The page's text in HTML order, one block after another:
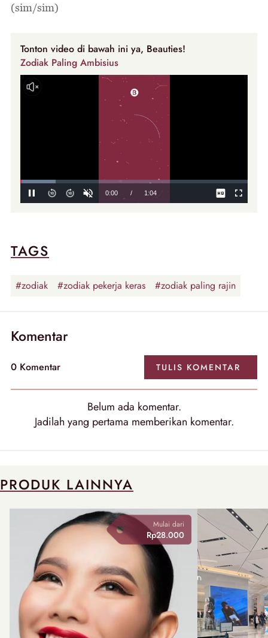
(sim/sim)
Tonton video di bawah ini ya, Beauties!
Zodiak Paling Ambisius
TAGS
#zodiak #zodiak pekerja keras #zodiak paling rajin
Komentar
0 Komentar TULIS KOMENTAR
Belum ada komentar.
Jadilah yang pertama memberikan komentar.
PRODUK LAINNYA
Mulai dari
Rp28.000